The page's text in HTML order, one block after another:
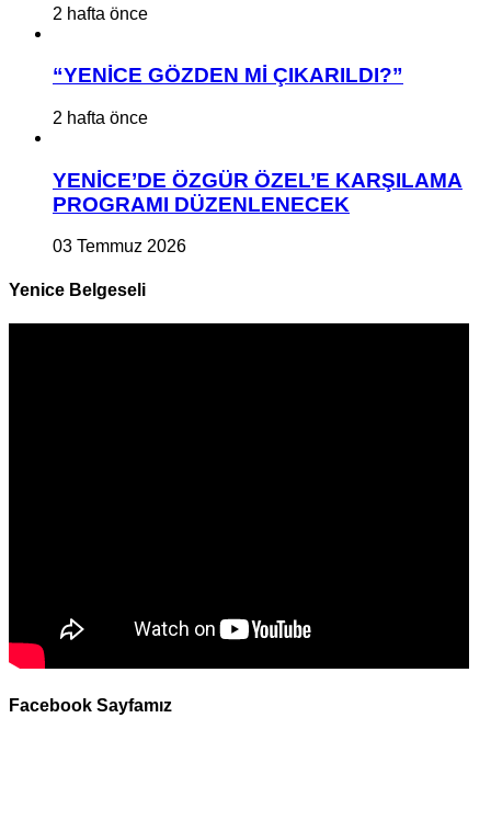
2 hafta önce
“YENİCE GÖZDEN Mİ ÇIKARILDI?”
2 hafta önce
YENİCE’DE ÖZGÜR ÖZEL’E KARŞILAMA
PROGRAMI DÜZENLENECEK
03 Temmuz 2026
Yenice Belgeseli
Facebook Sayfamız